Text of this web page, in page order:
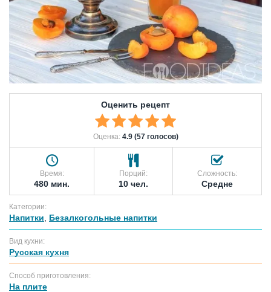
Оценить рецепт
Оценка: 4.9 (57 голосов)
Время:
480 мин.
Порций:
10 чел.
Сложность:
Средне
Категории:
Напитки Безалкогольные напитки
Вид кухни:
Русская кухня
Способ приготовления:
На плите